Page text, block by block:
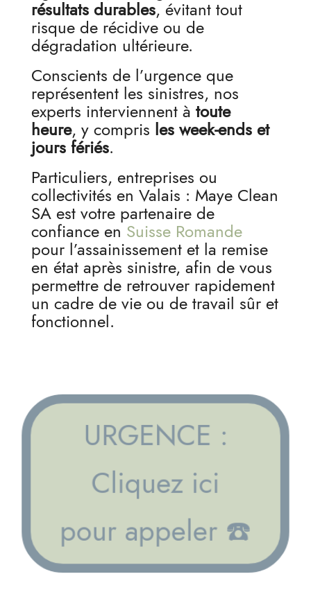
résultats durables, évitant tout
risque de récidive ou de
dégradation ultérieure.
Conscients de l’urgence que
représentent les sinistres, nos
experts interviennent à toute
heure, y compris les week-ends et
jours fériés.
Particuliers, entreprises ou
collectivités en Valais : Maye Clean
SA est votre partenaire de
confiance en Suisse Romande
pour l’assainissement et la remise
en état après sinistre, afin de vous
permettre de retrouver rapidement
un cadre de vie ou de travail sûr et
fonctionnel.
URGENCE :
Cliquez ici
pour appeler ☎️